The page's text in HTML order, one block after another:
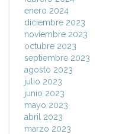
enero 2024
diciembre 2023
noviembre 2023
octubre 2023
septiembre 2023
agosto 2023
julio 2023
junio 2023
mayo 2023
abril 2023
marzo 2023